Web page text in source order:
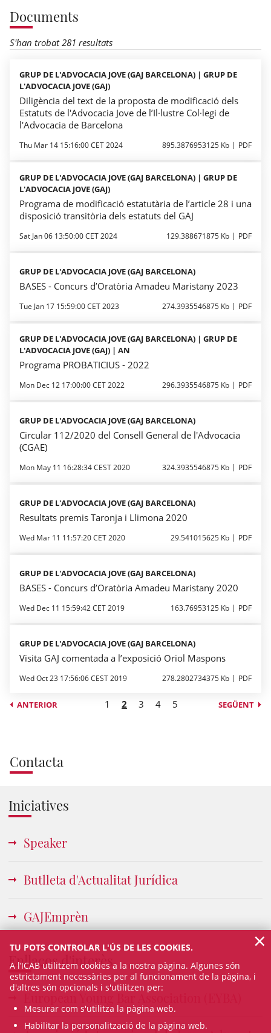
Documents
S'han trobat 281 resultats
GRUP DE L'ADVOCACIA JOVE (GAJ BARCELONA) | GRUP DE
L'ADVOCACIA JOVE (GAJ)
Diligència del text de la proposta de modificació dels
Estatuts de l'Advocacia Jove de l’Il·lustre Col·legi de
l'Advocacia de Barcelona
Thu Mar 14 15:16:00 CET 2024 895.3876953125 Kb PDF
GRUP DE L'ADVOCACIA JOVE (GAJ BARCELONA) | GRUP DE
L'ADVOCACIA JOVE (GAJ)
Programa de modificació estatutària de l’article 28 i una
disposició transitòria dels estatuts del GAJ
Sat Jan 06 13:50:00 CET 2024 129.388671875 Kb PDF
GRUP DE L'ADVOCACIA JOVE (GAJ BARCELONA)
BASES - Concurs d’Oratòria Amadeu Maristany 2023
Tue Jan 17 15:59:00 CET 2023 274.3935546875 Kb PDF
GRUP DE L'ADVOCACIA JOVE (GAJ BARCELONA) | GRUP DE
L'ADVOCACIA JOVE (GAJ) | AN
Programa PROBATICIUS - 2022
Mon Dec 12 17:00:00 CET 2022 296.3935546875 Kb PDF
GRUP DE L'ADVOCACIA JOVE (GAJ BARCELONA)
Circular 112/2020 del Consell General de l'Advocacia
(CGAE)
Mon May 11 16:28:34 CEST 2020 324.3935546875 Kb PDF
GRUP DE L'ADVOCACIA JOVE (GAJ BARCELONA)
Resultats premis Taronja i Llimona 2020
Wed Mar 11 11:57:20 CET 2020 29.541015625 Kb PDF
GRUP DE L'ADVOCACIA JOVE (GAJ BARCELONA)
BASES - Concurs d’Oratòria Amadeu Maristany 2020
Wed Dec 11 15:59:42 CET 2019 163.76953125 Kb PDF
GRUP DE L'ADVOCACIA JOVE (GAJ BARCELONA)
Visita GAJ comentada a l’exposició Oriol Maspons
Wed Oct 23 17:56:06 CEST 2019 278.2802734375 Kb PDF
ANTERIOR 1 2 3 4 5 SEGÜENT
Contacta
Iniciatives
Speaker
Butlleta d'Actualitat Jurídica
GAJEmprèn
Enllaços d'interès
European Young Bar Association (EYBA)
TU POTS CONTROLAR L'ÚS DE LES COOKIES.
A l’ICAB utilitzem cookies a la nostra pàgina. Algunes són
estrictament necessàries per al funcionament de la pàgina, i
d'altres són opcionals i s'utilitzen per:
Mesurar com s'utilitza la pàgina web.
Habilitar la personalització de la pàgina web.
×